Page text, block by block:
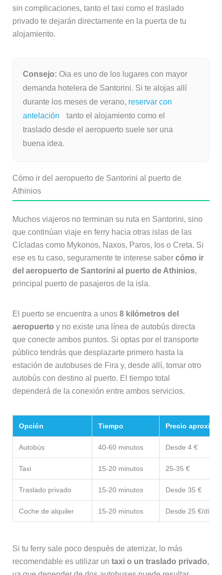
sin complicaciones, tanto el taxi como el traslado
privado te dejarán directamente en la puerta de tu
alojamiento.
Consejo: Oia es uno de los lugares con mayor
demanda hotelera de Santorini. Si te alojas allí
durante los meses de verano, reservar con
antelación
tanto el alojamiento como el
traslado desde el aeropuerto suele ser una
buena idea.
Cómo ir del aeropuerto de Santorini al puerto de
Athinios
Muchos viajeros no terminan su ruta en Santorini, sino
que continúan viaje en ferry hacia otras islas de las
Cícladas como Mykonos, Naxos, Paros, Ios o Creta. Si
ese es tu caso, seguramente te interese saber cómo ir
del aeropuerto de Santorini al puerto de Athinios,
principal puerto de pasajeros de la isla.
El puerto se encuentra a unos 8 kilómetros del
aeropuerto y no existe una línea de autobús directa
que conecte ambos puntos. Si optas por el transporte
público tendrás que desplazarte primero hasta la
estación de autobuses de Fira y, desde allí, tomar otro
autobús con destino al puerto. El tiempo total
dependerá de la conexión entre ambos servicios.
Opción Tiempo Precio
Autobús 40-60 minutos Desde 4 €
Taxi 15-20 minutos 25-35 €
Traslado privado 15-20 minutos Desde 35 €
Coche de alquiler 15-20 minutos Desde 25 €/día
Si tu ferry sale poco después de aterrizar, lo más
recomendable es utilizar un taxi o un traslado privado,